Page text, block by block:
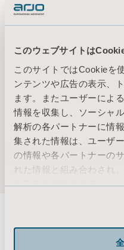
このウェブサイトは
このサイトではCookieを
ンテンツや広告の表示、
ます。またユーザーによ
情報を収集し、ソーシャ
解析の各パートナーに情
集された情報は、ユーザ
の情報や各パートナーの
れた情報と組み合わされ
れることがあります。
Leadership/
and Halmstad
specialist at Nordic
Employed in Arjo’s
AB
Other current
Holding (own and